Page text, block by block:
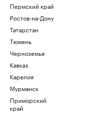
Пермский край
Ростов-на-Дону
Татарстан
Тюмень
Черноземье
Кавказ
Карелия
Мурманск
Приморский
край